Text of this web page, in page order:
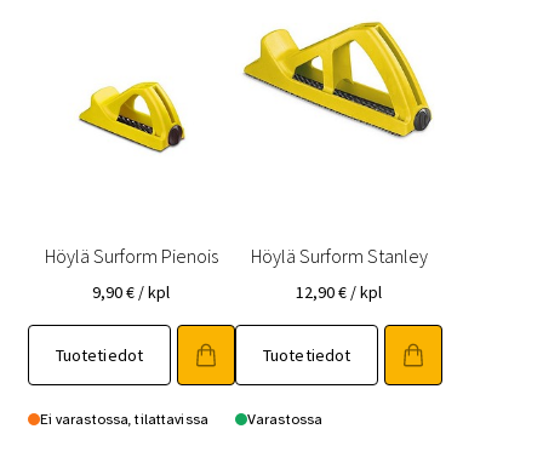
Höylä Surform Pienois
9,90€ / kpl
Tuotetiedot
Ei varastossa, tilattavissa
Höylä Surform Stanley
12,90€ / kpl
Tuotetiedot
Varastossa